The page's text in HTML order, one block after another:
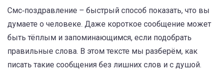
Смс‑поздравление – быстрый способ показать, что вы
думаете о человеке. Даже короткое сообщение может
быть тёплым и запоминающимся, если подобрать
правильные слова. В этом тексте мы разберём, как
писать такие сообщения без лишних слов и с душой.